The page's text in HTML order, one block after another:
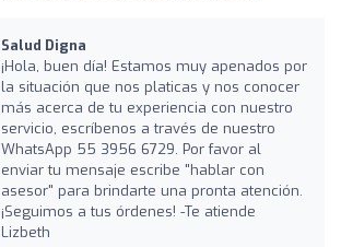
Salud Digna
¡Hola, buen día! Estamos muy apenados por
la situación que nos platicas y nos conocer
más acerca de tu experiencia con nuestro
servicio, escríbenos a través de nuestro
WhatsApp 55 3956 6729. Por favor al
enviar tu mensaje escribe "hablar con
asesor" para brindarte una pronta atención.
¡Seguimos a tus órdenes! -Te atiende
Lizbeth